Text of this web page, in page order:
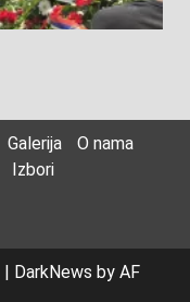
Galerija
O nama
Izbori
DarkNews by AF